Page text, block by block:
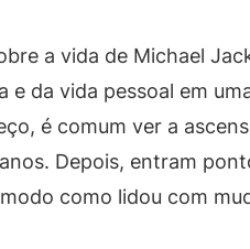
a vida de Michael
da vida pessoal em
é comum ver a
Depois, entram
como lidou com